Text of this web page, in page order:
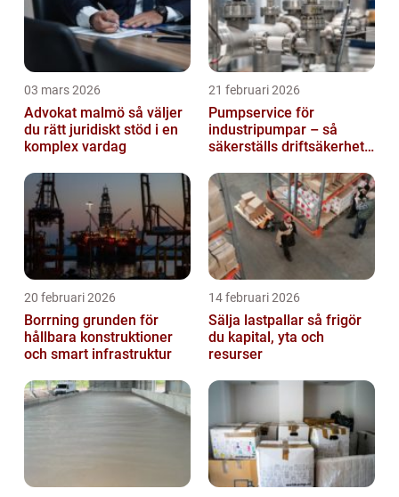
03 mars 2026
Advokat malmö så väljer
du rätt juridiskt stöd i en
komplex vardag
21 februari 2026
Pumpservice för
industripumpar – så
säkerställs driftsäkerhet
20 februari 2026
Borrning grunden för
hållbara konstruktioner
och smart infrastruktur
14 februari 2026
Sälja lastpallar så frigör
du kapital, yta och
resurser